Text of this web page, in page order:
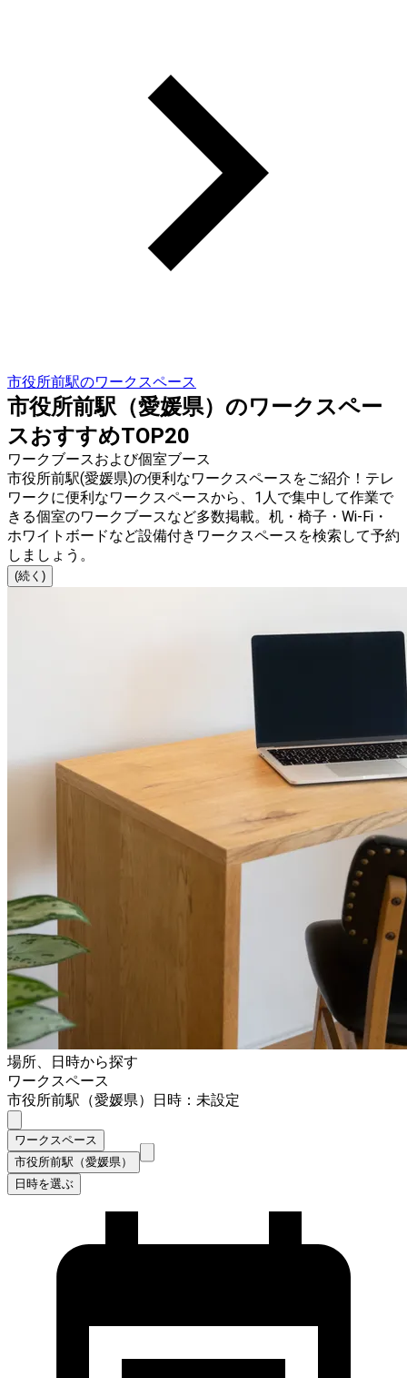
市役所前駅のワークスペース
市役所前駅（愛媛県）のワークスペー
スおすすめTOP20
ワークブースおよび個室ブース
市役所前駅(愛媛県)の便利なワークスペースをご紹介！テレ
ワークに便利なワークスペースから、1人で集中して作業で
きる個室のワークブースなど多数掲載。机・椅子・Wi-Fi・
ホワイトボードなど設備付きワークスペースを検索して予約
しましょう。
(続く)
場所、日時から探す
ワークスペース
市役所前駅（愛媛県）
日時：未設定
ワークスペース
市役所前駅（愛媛県）
日時を選ぶ